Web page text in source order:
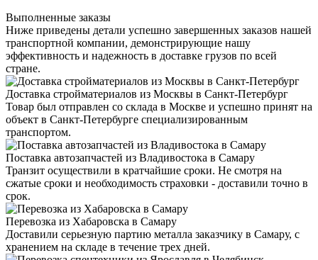
Выполненные заказы
Ниже приведены детали успешно завершенных заказов нашей
транспортной компании, демонстрирующие нашу
эффективность и надежность в доставке грузов по всей
стране.
Доставка стройматериалов из Москвы в Санкт-Петербург
Товар был отправлен со склада в Москве и успешно принят на
объект в Санкт-Петербурге специализированным
транспортом.
Поставка автозапчастей из Владивостока в Самару
Транзит осуществили в кратчайшие сроки. Не смотря на
сжатые сроки и необходимость страховки - доставили точно в
срок.
Перевозка из Хабаровска в Самару
Доставили серьезную партию металла заказчику в Самару, с
хранением на складе в течение трех дней.